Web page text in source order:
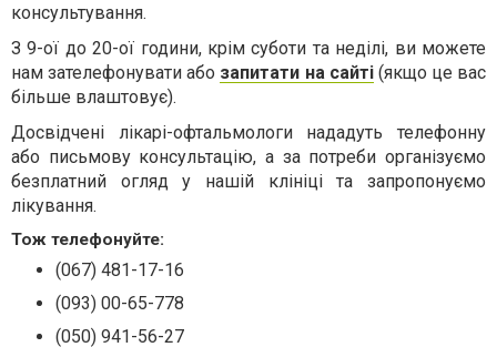
консультування.
З 9-ої до 20-ої години, крім суботи та неділі, ви можете
нам зателефонувати або запитати на сайті(якщо це вас
більше влаштовує).
Досвідчені лікарі-офтальмологи нададуть телефонну
або письмову консультацію, а за потреби організуємо
безплатний огляд у нашій клініці та запропонуємо
лікування.
Тож телефонуйте:
(067) 481-17-16
(093) 00-65-778
(050) 941-56-27